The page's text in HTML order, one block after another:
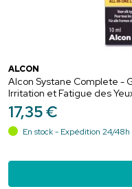
ALCON
Alcon Systane Complete -
Irritation et Fatigue des
17,35€
En stock - Expédition 24/48h